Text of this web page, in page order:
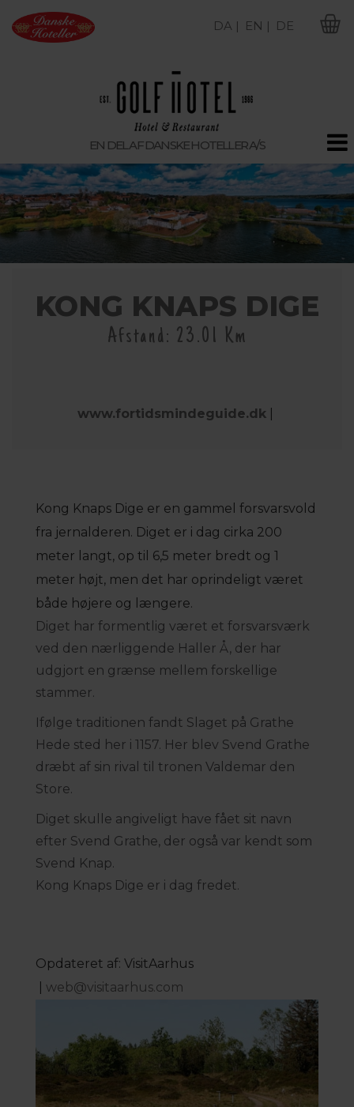
EN DEL AF DANSKE HOTELLER A/S
DA | EN | DE
KONG KNAPS DIGE
Afstand: 23.01 Km
www.fortidsmindeguide.dk
Kong Knaps Dige er en gammel forsvarsvold
fra jernalderen. Diget er i dag cirka 200
meter langt, op til 6,5 meter bredt og 1
meter højt, men det har oprindeligt været
både højere og længere.
Diget har formentlig været et forsvarsværk
ved den nærliggende Haller Å, der har
udgjort en grænse mellem forskellige
stammer.
Ifølge traditionen fandt Slaget på Grathe
Hede sted her i 1157. Her blev Svend Grathe
dræbt af sin rival til tronen Valdemar den
Store.
Diget skulle angiveligt have fået sit navn
efter Svend Grathe, der også var kendt som
Svend Knap.
Kong Knaps Dige er i dag fredet.
Opdateret af: VisitAarhus
web@visitaarhus.com